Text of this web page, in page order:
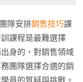
隊安排銷售技巧課
課程是最難選擇
身的，對銷售領域
團隊選擇合適的銷
員的質疑與挑戰。